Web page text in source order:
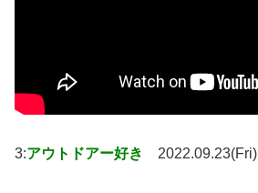
3:アウトドアー好き 2022.09.23(Fri)